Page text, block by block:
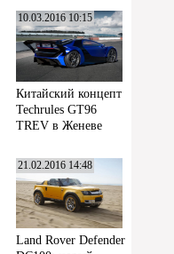
10.03.2016 10:15
Китайский концепт
Techrules GT96
TREV в Женеве
21.02.2016 14:48
Land Rover Defender